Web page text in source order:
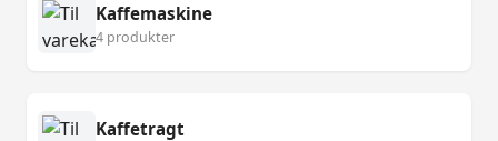
Kaffemaskine
4 produkter
Kaffetragt